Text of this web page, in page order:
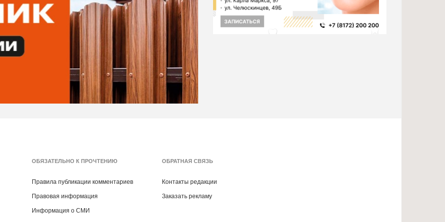
ОБЯЗАТЕЛЬНО К ПРОЧТЕНИЮ
Правила публикации комментариев
Правовая информация
Информация о СМИ
ОБРАТНАЯ СВЯЗЬ
Контакты редакции
Заказать рекламу